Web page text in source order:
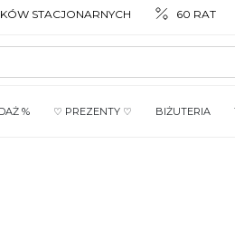
STACJONARNYCH 60 RAT
% ♡ PREZENTY ♡ BIŻUTERIA